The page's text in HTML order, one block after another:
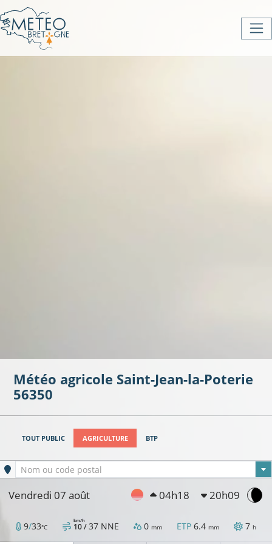
Météo agricole Saint-Jean-la-Poterie
56350
TOUT PUBLIC AGRICULTURE BTP
Ville sélectionnée
Nom ou code postal
Vendredi 07 août 04h18 20h09
9/33°C 10 /
km/h 37 NNE 0 mm ETP 6.4 mm 7 h